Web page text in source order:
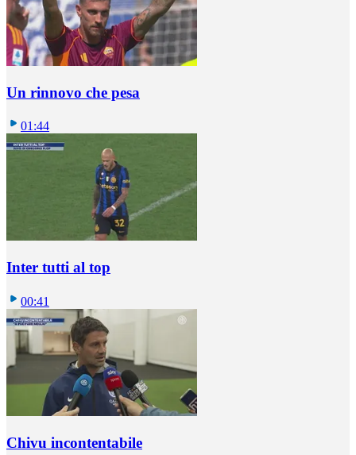
Un rinnovo che pesa
01:44
Inter tutti al top
00:41
Chivu incontentabile